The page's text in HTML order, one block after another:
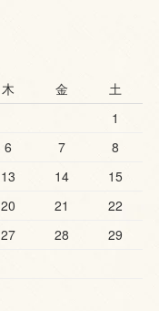
木 金
土
1
6 7
8
13 14
15
20 21
22
27 28
29